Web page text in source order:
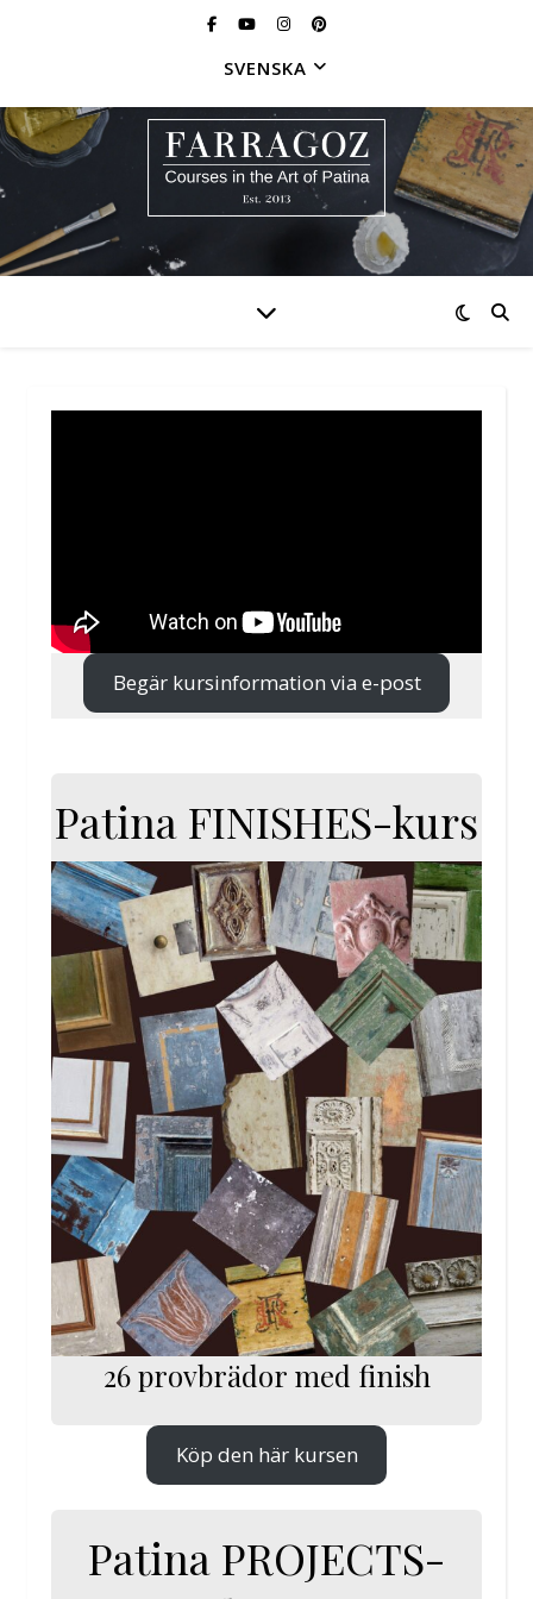
SVENSKA
Begär kursinformation via e-post
Patina FINISHES-kurs
26 provbrädor med finish
Köp den här kursen
Patina PROJECTS-